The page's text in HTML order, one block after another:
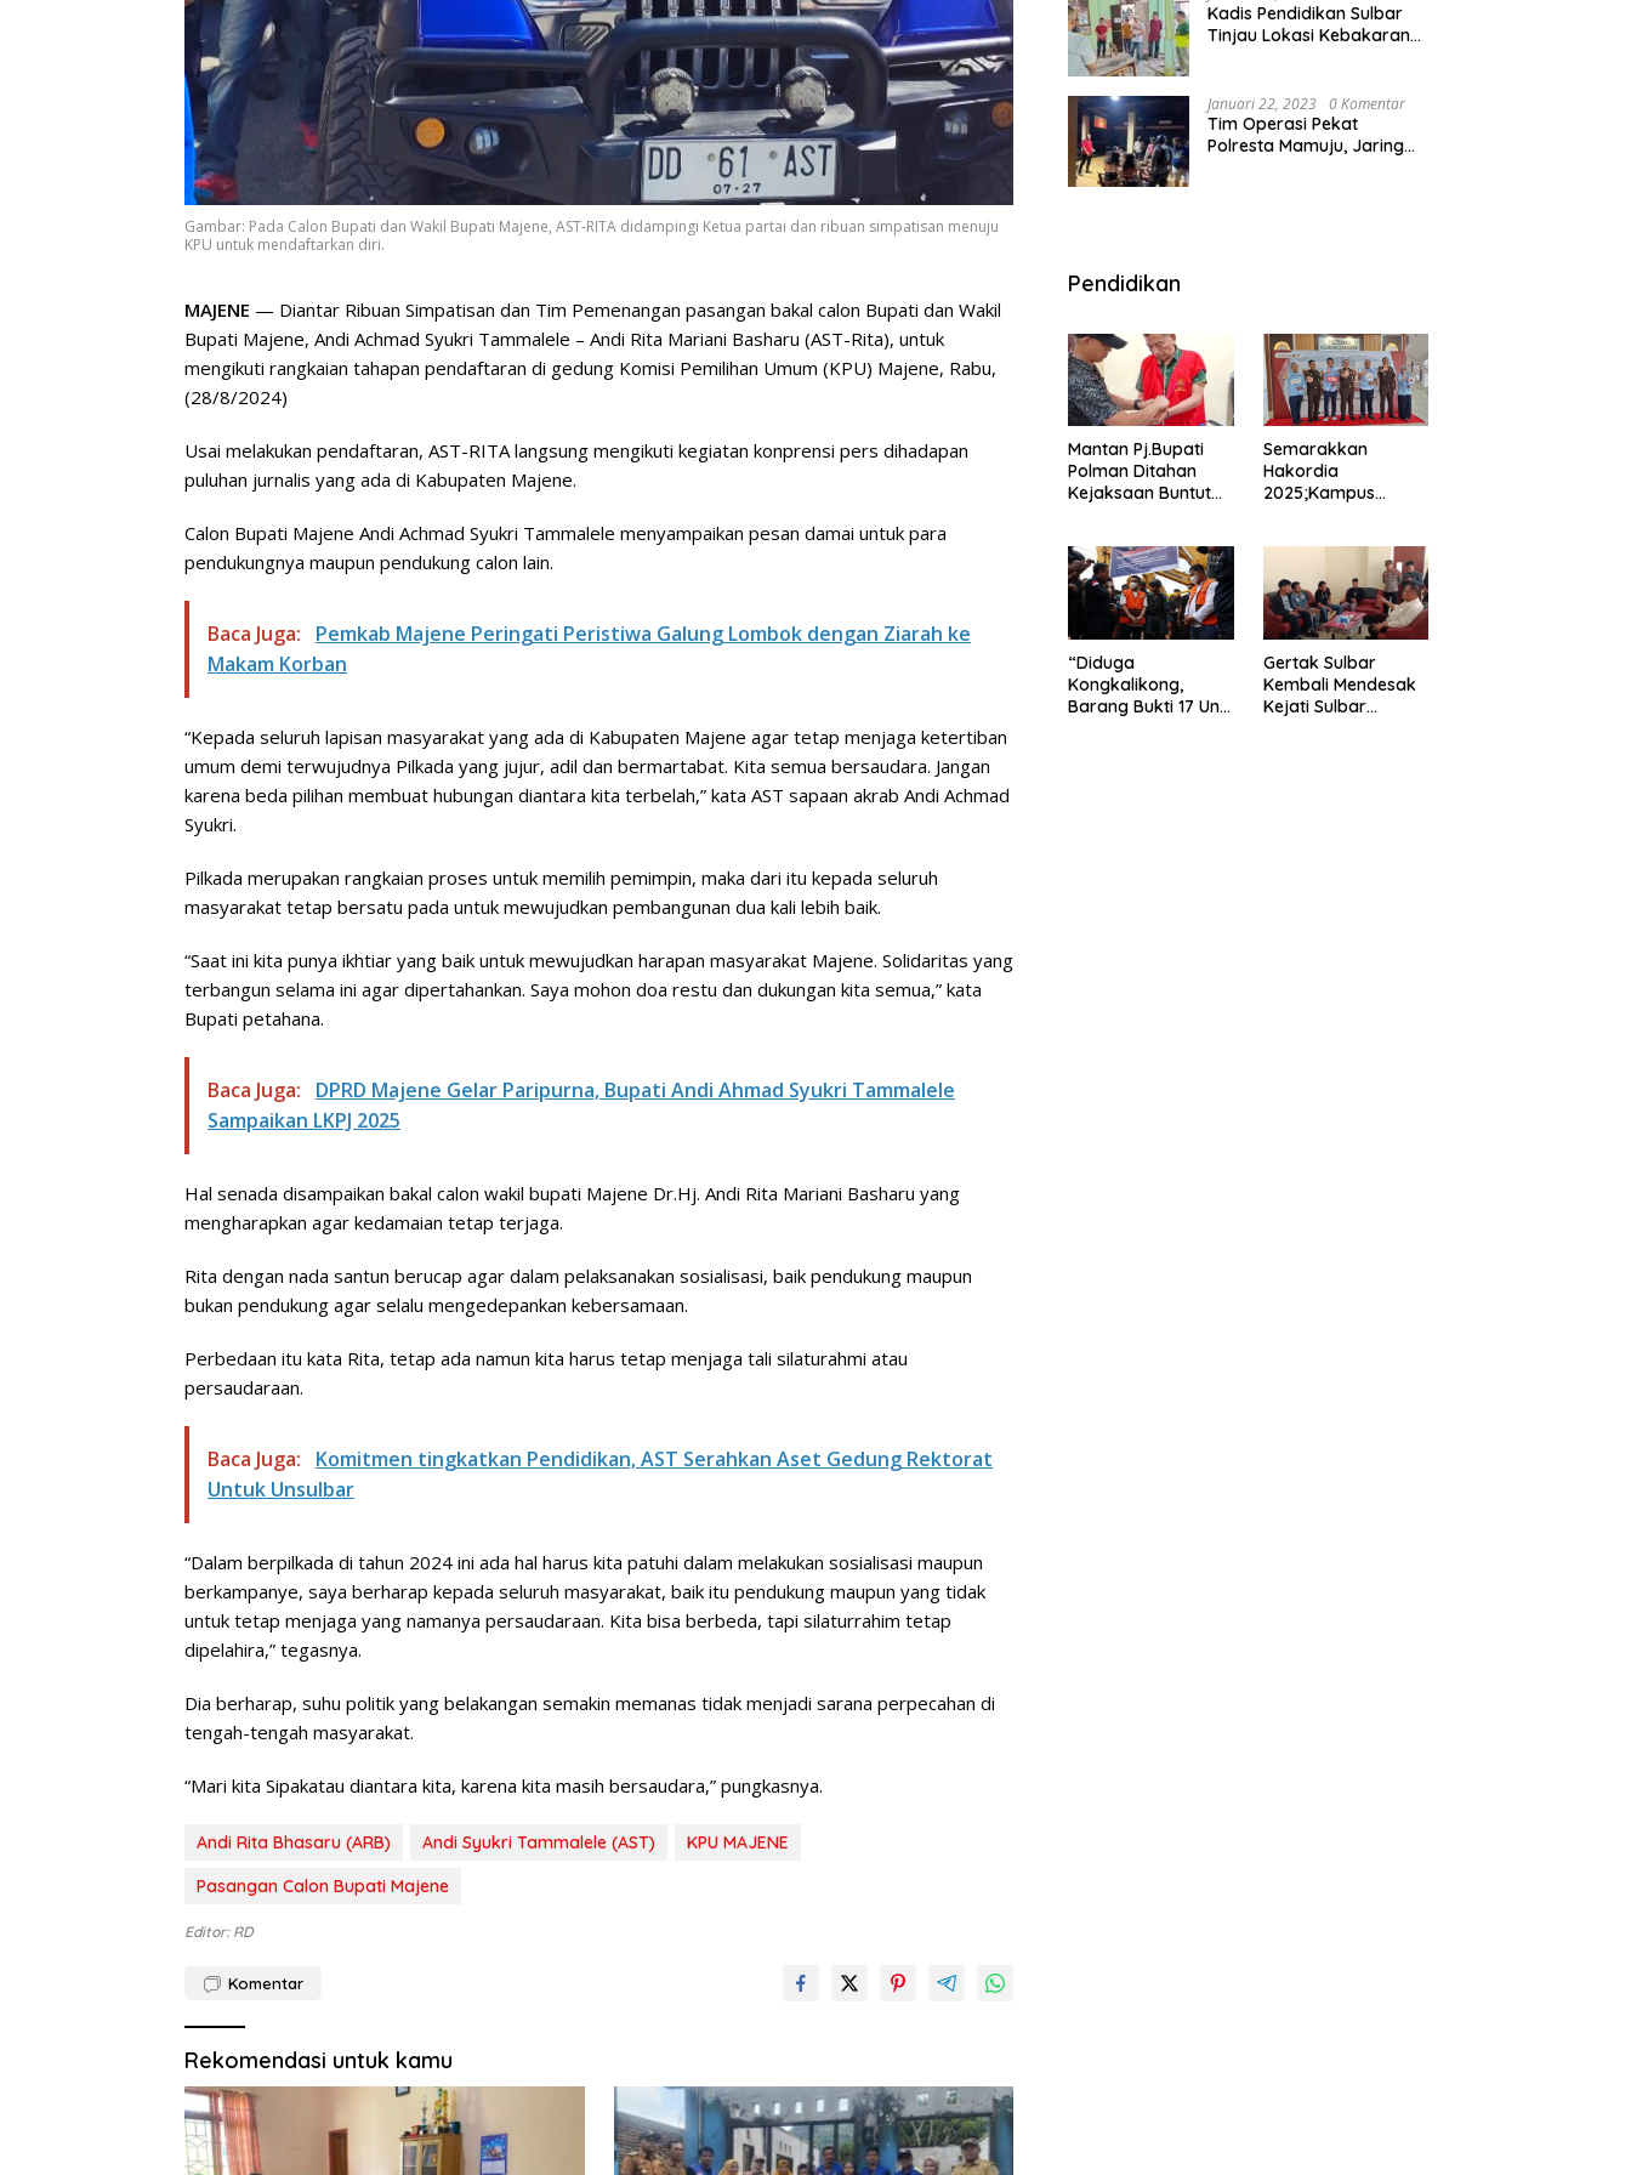
Gambar: Pada Calon Bupati dan Wakil Bupati Majene, AST-RITA didampingi Ketua partai dan ribuan simpatisan menuju
KPU untuk mendaftarkan diri.
MAJENE — Diantar Ribuan Simpatisan dan Tim Pemenangan pasangan bakal calon Bupati dan Wakil
Bupati Majene, Andi Achmad Syukri Tammalele – Andi Rita Mariani Basharu (AST-Rita), untuk
mengikuti rangkaian tahapan pendaftaran di gedung Komisi Pemilihan Umum (KPU) Majene, Rabu,
(28/8/2024)
Usai melakukan pendaftaran, AST-RITA langsung mengikuti kegiatan konprensi pers dihadapan
puluhan jurnalis yang ada di Kabupaten Majene.
Calon Bupati Majene Andi Achmad Syukri Tammalele menyampaikan pesan damai untuk para
pendukungnya maupun pendukung calon lain.
Baca Juga:
Pemkab Majene Peringati Peristiwa Galung Lombok dengan Ziarah ke
Makam Korban
“Kepada seluruh lapisan masyarakat yang ada di Kabupaten Majene agar tetap menjaga ketertiban
umum demi terwujudnya Pilkada yang jujur, adil dan bermartabat. Kita semua bersaudara. Jangan
karena beda pilihan membuat hubungan diantara kita terbelah,” kata AST sapaan akrab Andi Achmad
Syukri.
Pilkada merupakan rangkaian proses untuk memilih pemimpin, maka dari itu kepada seluruh
masyarakat tetap bersatu pada untuk mewujudkan pembangunan dua kali lebih baik.
“Saat ini kita punya ikhtiar yang baik untuk mewujudkan harapan masyarakat Majene. Solidaritas yang
terbangun selama ini agar dipertahankan. Saya mohon doa restu dan dukungan kita semua,” kata
Bupati petahana.
Baca Juga:
DPRD Majene Gelar Paripurna, Bupati Andi Ahmad Syukri Tammalele
Sampaikan LKPJ 2025
Hal senada disampaikan bakal calon wakil bupati Majene Dr.Hj. Andi Rita Mariani Basharu yang
mengharapkan agar kedamaian tetap terjaga.
Rita dengan nada santun berucap agar dalam pelaksanakan sosialisasi, baik pendukung maupun
bukan pendukung agar selalu mengedepankan kebersamaan.
Perbedaan itu kata Rita, tetap ada namun kita harus tetap menjaga tali silaturahmi atau
persaudaraan.
Baca Juga:
Komitmen tingkatkan Pendidikan, AST Serahkan Aset Gedung Rektorat
Untuk Unsulbar
“Dalam berpilkada di tahun 2024 ini ada hal harus kita patuhi dalam melakukan sosialisasi maupun
berkampanye, saya berharap kepada seluruh masyarakat, baik itu pendukung maupun yang tidak
untuk tetap menjaga yang namanya persaudaraan. Kita bisa berbeda, tapi silaturrahim tetap
dipelahira,” tegasnya.
Dia berharap, suhu politik yang belakangan semakin memanas tidak menjadi sarana perpecahan di
tengah-tengah masyarakat.
“Mari kita Sipakatau diantara kita, karena kita masih bersaudara,” pungkasnya.
Andi Rita Bhasaru (ARB) Andi Syukri Tammalele (AST)
KPU MAJENE
Pasangan Calon Bupati Majene
Editor: RD
Komentar
Rekomendasi untuk kamu
Kadis Pendidikan Sulbar
Tinjau Lokasi Kebakaran
Januari 22, 2023 0 Komentar
Tim Operasi Pekat
Polresta Mamuju, Jaring
Pendidikan
Mantan Pj.Bupati
Polman Ditahan
Kejaksaan Buntut
Seragam Linmas
Pemilu
Semarakkan
Hakordia
2025;Kampus
Gelar” Satukan Aksi
Basmi Korupsi “
“Diduga
Kongkalikong,
Barang Bukti 17 Unit
Gertak Sulbar
Kembali Mendesak
Kejati Sulbar